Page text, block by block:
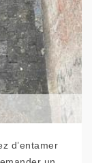
d’entamer